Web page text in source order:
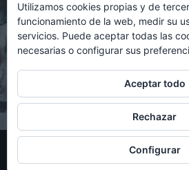
información del
Contacto en:
© Copyright 2021 - Gestión y diseño
Política de cookies Política de
Utilizamos cookies propias y de
funcionamiento de la web, medir su
servicios. Puede aceptar todas las
necesarias o configurar sus
Aceptar todo
Rechazar
Configurar